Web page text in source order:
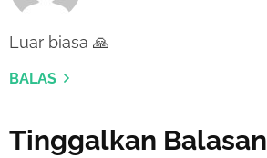
Luar biasa 🙏
BALAS
Tinggalkan Balasan